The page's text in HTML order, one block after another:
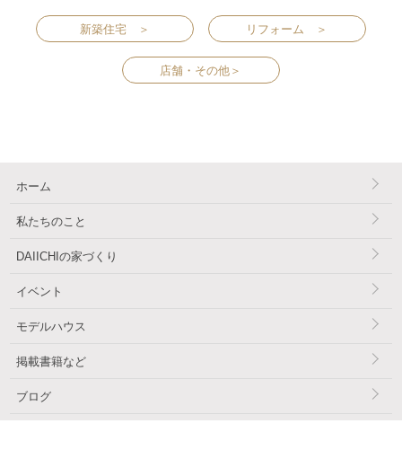
新築住宅 ＞ リフォーム ＞
店舗・その他＞
ホーム
私たちのこと
DAIICHIの家づくり
イベント
モデルハウス
掲載書籍など
ブログ